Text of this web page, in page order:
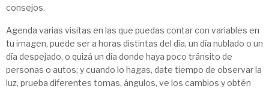
consejos.
Agenda varias visitas en las que puedas contar con variables en
tu imagen, puede ser a horas distintas del día, un día nublado o un
día despejado, o quizá un día donde haya poco tránsito de
personas o autos; y cuando lo hagas, date tiempo de observar la
luz, prueba diferentes tomas, ángulos, ve los cambios y obtén